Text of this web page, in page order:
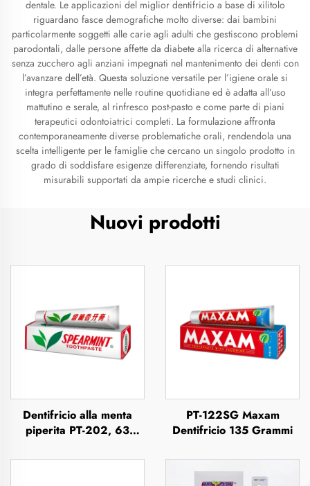
dentale. Le applicazioni del miglior dentifricio a base di xilitolo
riguardano fasce demografiche molto diverse: dai bambini
particolarmente soggetti alle carie agli adulti che gestiscono problemi
parodontali, dalle persone affette da diabete alla ricerca di alternative
senza zucchero agli anziani impegnati nel mantenimento dei denti con
l’avanzare dell’età. Questa soluzione versatile per l’igiene orale si
integra perfettamente nelle routine quotidiane ed è adatta all’uso
mattutino e serale, al rinfresco post-pasto e come parte di piani
terapeutici odontoiatrici completi. La formulazione affronta
contemporaneamente diverse problematiche orali, rendendola una
scelta intelligente per le famiglie che cercano un singolo prodotto in
grado di soddisfare esigenze differenziate, fornendo risultati
misurabili supportati da ampie ricerche e studi clinici.
Nuovi prodotti
Dentifricio alla menta
piperita PT-202, 63
PT-122SG Maxam
Dentifricio 135 Grammi